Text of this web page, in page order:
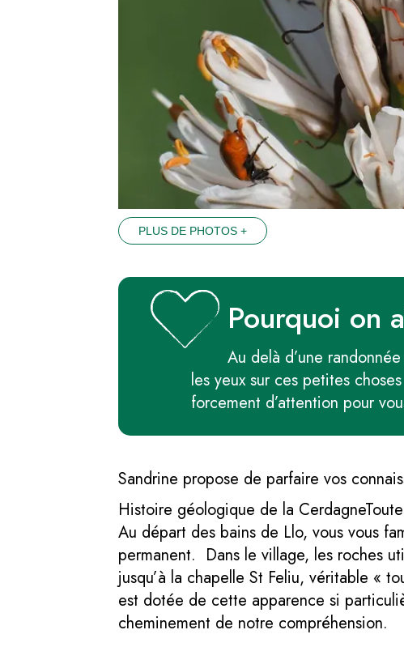
PLUS DE PHOTOS +
Pourquoi on
Au delà d’une
les yeux sur ces petites
forcement d’attention pour
Sandrine propose de parfaire vos
Histoire géologique de la
Au départ des bains de Llo, vous vous
permanent. Dans le village, les roches
jusqu’à la chapelle St Feliu, véritable «
est dotée de cette apparence si
cheminement de notre compréhension.